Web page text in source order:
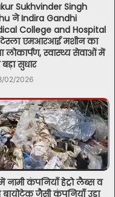
Sukhvinder Singh
ने Indira Gandhi
College and Hospital
एमआरआई मशीन का
लोकार्पण, स्वास्थ्य सेवाओं में
बड़ा सुधार
02/2026
में नामी कंपनियाँ हेट्रो लैब्स व
जैसी कंपनियाँ उड़ा